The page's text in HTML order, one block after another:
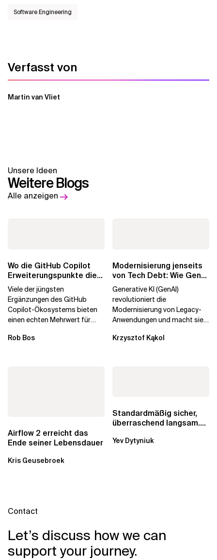
Software Engineering
Verfasst von
Martin van Vliet
Unsere Ideen
Weitere Blogs
Alle anzeigen
Wo die GitHub Copilot
Erweiterungspunkte die
Governance brechen
Viele der jüngsten
Ergänzungen des GitHub
Copilot-Ökosystems bieten
einen echten Mehrwert für
aber auch die...
Rob Bos
Modernisierung jenseits
von Tech Debt: Wie GenAI
die
Generative KI (GenAI)
revolutioniert die
Modernisierung von Legacy-
Anwendungen und macht sie
Durch die Automatisierung...
Krzysztof Kąkol
Airflow 2 erreicht das
Ende seiner Lebensdauer
Kris Geusebroek
Standardmäßig sicher,
überraschend langsam.
über die RDS...
Yev Dytyniuk
Contact
Let’s discuss how we can
support your journey.